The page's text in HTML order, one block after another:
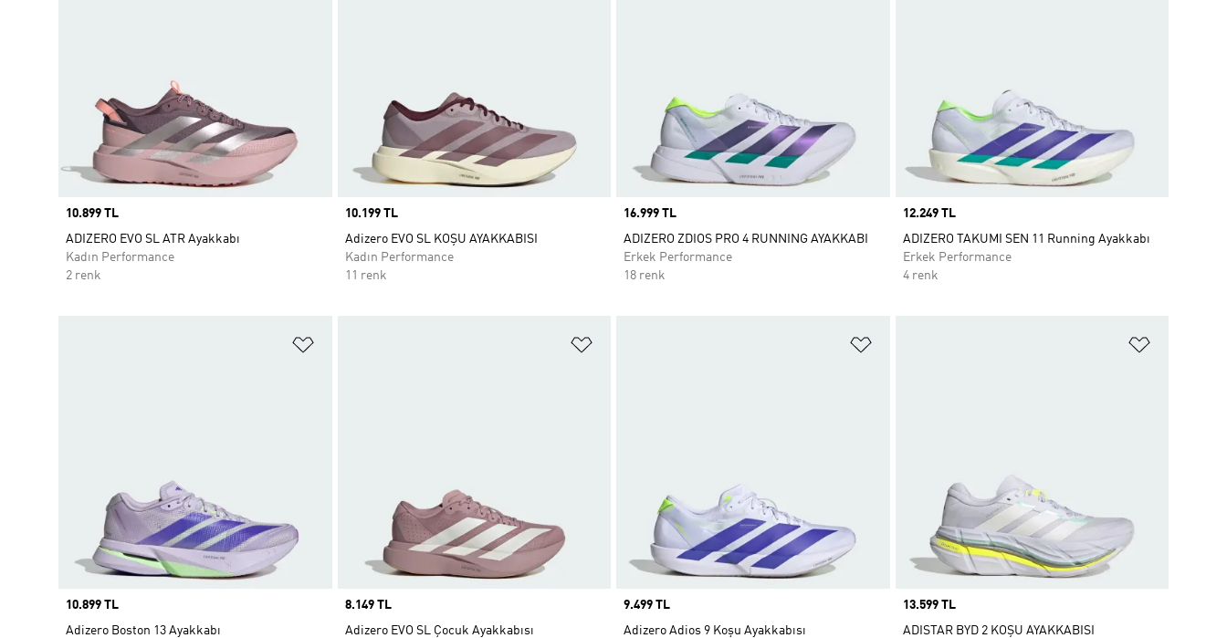
Price
10.899 TL
ADIZERO EVO SL ATR Ayakkabı
Kadın Performance
2 renk
Price
10.199 TL
Adizero EVO SL KOŞU AYAKKABISI
Kadın Performance
11 renk
Price
16.999 TL
ADIZERO ZDIOS PRO 4 RUNNING AYAKKABI
Erkek Performance
18 renk
Price
12.249 TL
ADIZERO TAKUMI SEN 11 Running Ayakkabı
Erkek Performance
4 renk
Price
10.899 TL
Adizero Boston 13 Ayakkabı
Price
8.149 TL
Adizero EVO SL Çocuk Ayakkabısı
Price
9.499 TL
Adizero Adios 9 Koşu Ayakkabısı
Price
13.599 TL
ADISTAR BYD 2 KOŞU AYAKKABISI